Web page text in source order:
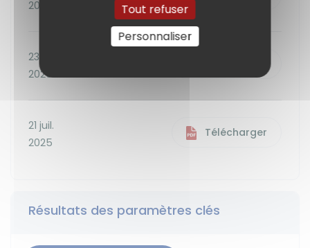
2025
23 mars
2026
21 juil.
2025
Télécharger
Résultats des paramètres clés
Tout refuser
Personnaliser